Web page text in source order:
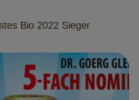
Bio 2022 Sieger